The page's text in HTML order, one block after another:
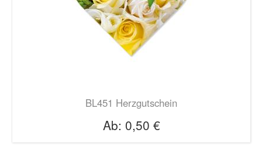
BL451 Herzgutschein
Ab: 0,50 €